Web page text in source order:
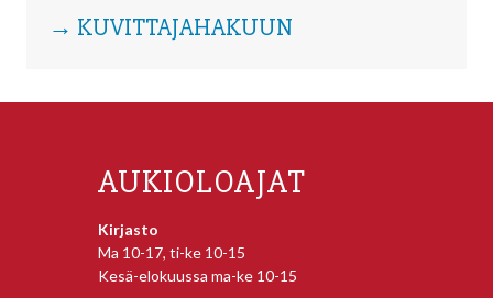
→ KUVITTAJAHAKUUN
AUKIOLOAJAT
Kirjasto
Ma 10-17, ti-ke 10-15
Kesä-elokuussa ma-ke 10-15